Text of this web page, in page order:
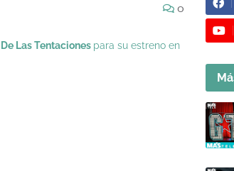
0
De Las Tentaciones para su estreno en